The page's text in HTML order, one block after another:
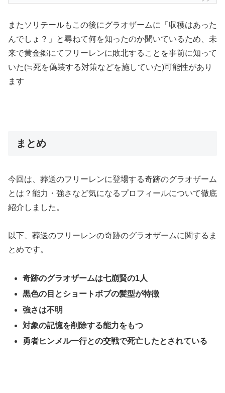
またソリテールもこの後にグラオザームに「収穫はあった
んでしょ？」と尋ねて何を知ったのか聞いているため、未
来で黄金郷にてフリーレンに敗北することを事前に知って
いた(≒死を偽装する対策などを施していた)可能性があり
ます
まとめ
今回は、葬送のフリーレンに登場する奇跡のグラオザーム
とは？能力・強さなど気になるプロフィールについて徹底
紹介しました。
以下、葬送のフリーレンの奇跡のグラオザームに関するま
とめです。
奇跡のグラオザームは七崩賢の1人
黒色の目とショートボブの髪型が特徴
強さは不明
対象の記憶を削除する能力をもつ
勇者ヒンメル一行との交戦で死亡したとされている